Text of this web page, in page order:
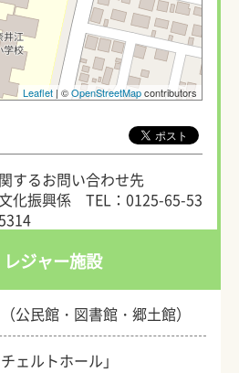
Leaflet | ©OpenStreetMapcontributors
するお問い合わせ先
化振興係
TEL：0125-65-53
ジャー施設
公民館・図書館・郷土館）
ェルトホール」